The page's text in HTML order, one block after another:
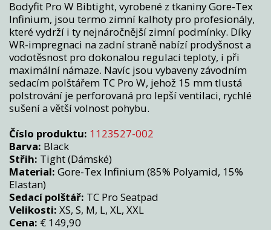
Bodyfit Pro W Bibtight, vyrobené z tkaniny Gore-Tex
Infinium, jsou termo zimní kalhoty pro profesionály,
které vydrží i ty nejnáročnější zimní podmínky. Díky
WR-impregnaci na zadní straně nabízí prodyšnost a
vodotěsnost pro dokonalou regulaci teploty, i při
maximální námaze. Navíc jsou vybaveny závodním
sedacím polštářem TC Pro W, jehož 15 mm tlustá
polstrování je perforovaná pro lepší ventilaci, rychlé
sušení a větší volnost pohybu.
Číslo produktu: 1123527-002
Barva: Black
Střih: Tight (Dámské)
Material: Gore-Tex Infinium (85% Polyamid, 15%
Elastan)
Sedací polštář: TC Pro Seatpad
Velikosti: XS, S, M, L, XL, XXL
Cena: € 149,90